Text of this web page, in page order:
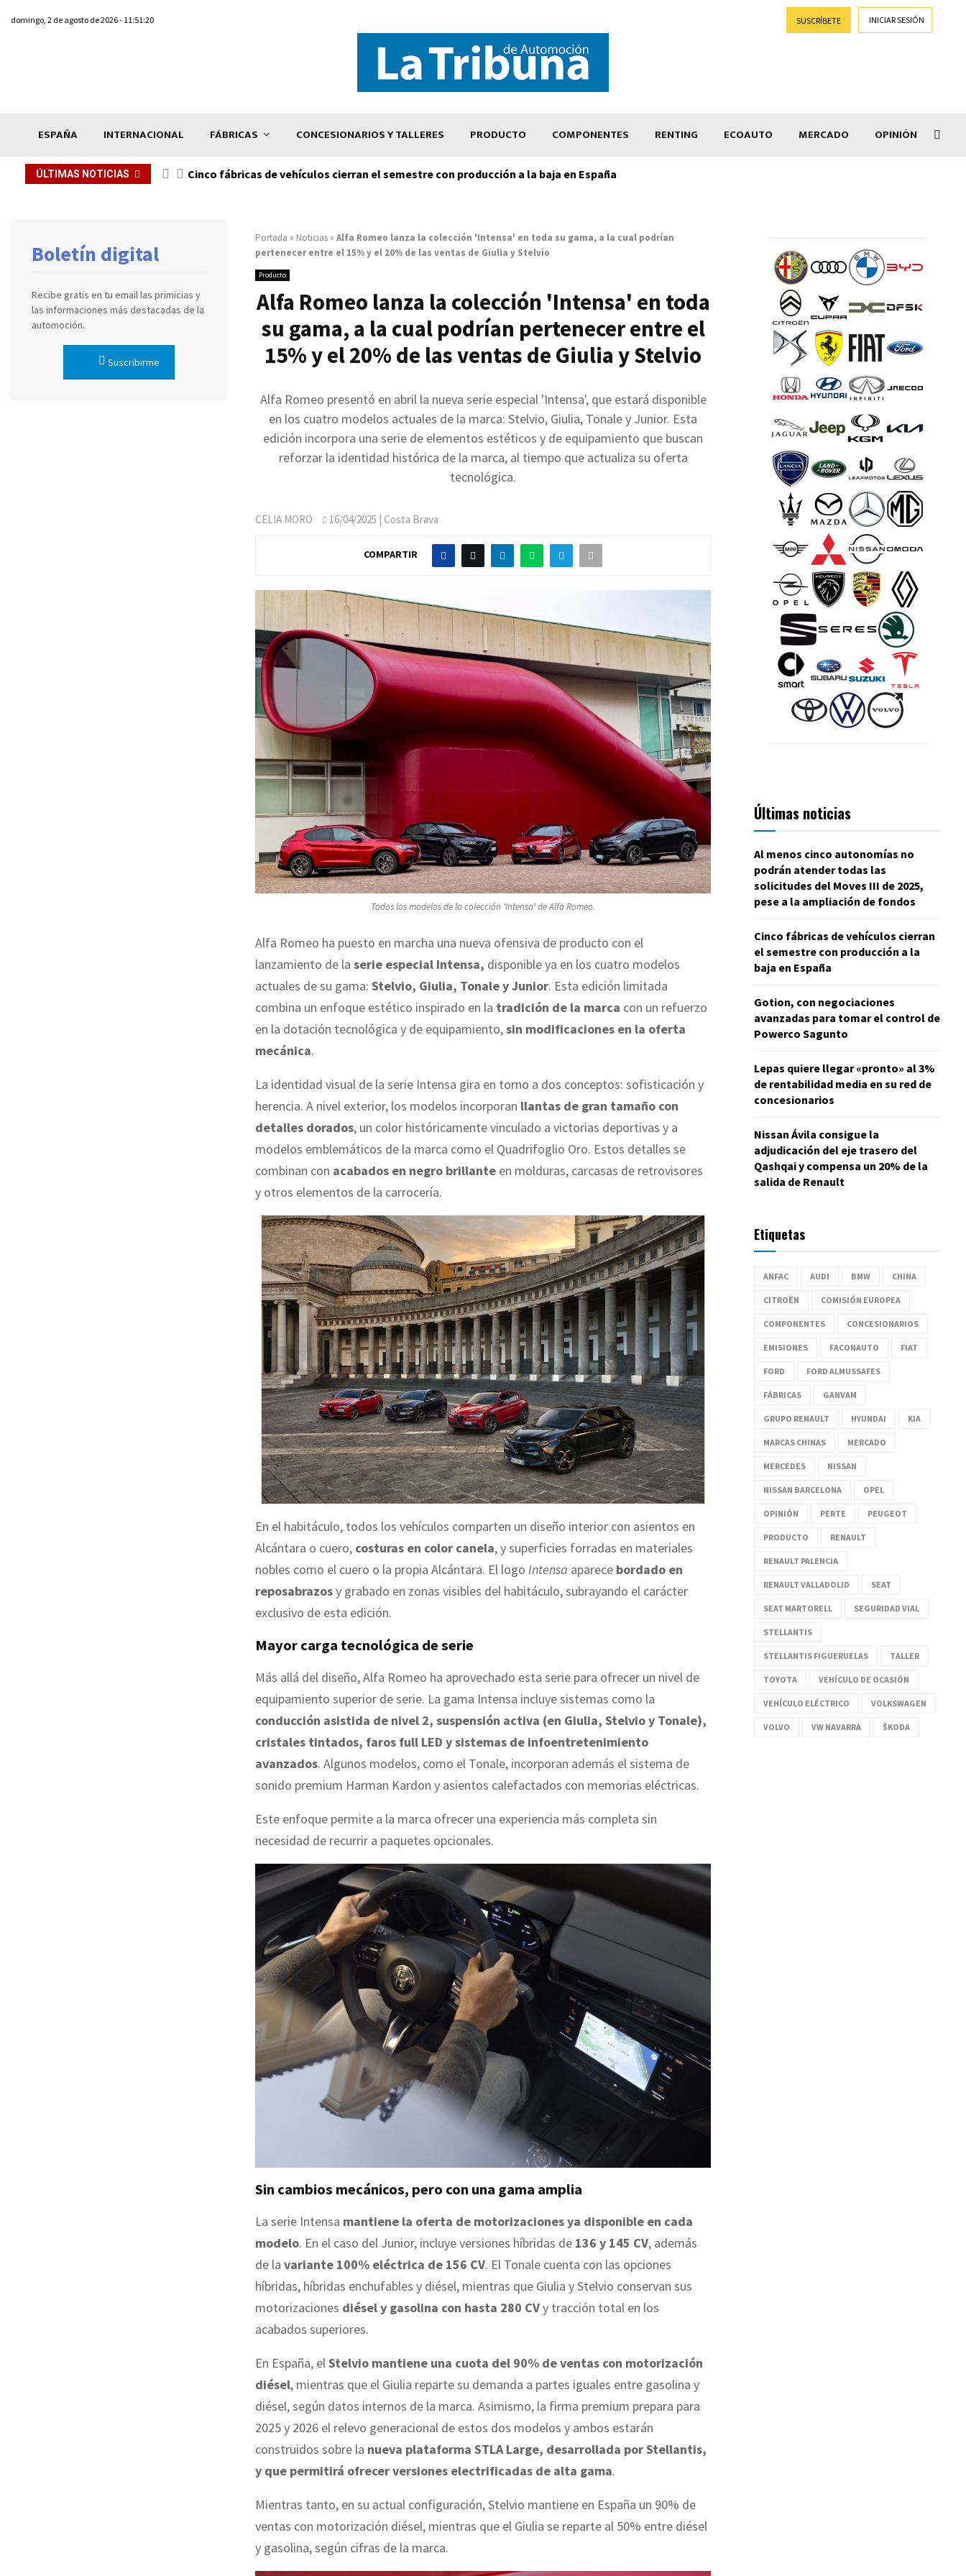
domingo, 2 de agosto de 2026 - 11:51:20 SUSCRÍBETE INICIAR SESIÓN
ESPAÑA INTERNACIONAL FÁBRICAS CONCESIONARIOS Y TALLERES PRODUCTO COMPONENTES RENTING ECOAUTO MERCADO OPINIÓN
ÚLTIMAS NOTICIAS Cinco fábricas de vehículos cierran el semestre con producción a la baja en España
Portada » Noticias » Alfa Romeo lanza la colección 'Intensa' en toda su gama, a la cual podrían
pertenecer entre el 15% y el 20% de las ventas de Giulia y Stelvio
Producto
Alfa Romeo lanza la colección 'Intensa' en toda
su gama, a la cual podrían pertenecer entre el
15% y el 20% de las ventas de Giulia y Stelvio
Alfa Romeo presentó en abril la nueva serie especial 'Intensa', que estará disponible
en los cuatro modelos actuales de la marca: Stelvio, Giulia, Tonale y Junior. Esta
edición incorpora una serie de elementos estéticos y de equipamiento que buscan
reforzar la identidad histórica de la marca, al tiempo que actualiza su oferta
tecnológica.
CELIA MORO 16/04/2025 | Costa Brava
COMPARTIR
Todos los modelos de la colección 'Intensa' de Alfa Romeo.
Alfa Romeo ha puesto en marcha una nueva ofensiva de producto con el
lanzamiento de la serie especial Intensa, disponible ya en los cuatro modelos
actuales de su gama: Stelvio, Giulia, Tonale y Junior. Esta edición limitada
combina un enfoque estético inspirado en la tradición de la marca con un refuerzo
en la dotación tecnológica y de equipamiento,sin modificaciones en la oferta
mecánica.
La identidad visual de la serie Intensa gira en torno a dos conceptos: sofisticación y
herencia. A nivel exterior, los modelos incorporan llantas de gran tamaño con
detalles dorados, un color históricamente vinculado a victorias deportivas y a
modelos emblemáticos de la marca como el Quadrifoglio Oro. Estos detalles se
combinan con acabados en negro brillante en molduras, carcasas de retrovisores
y otros elementos de la carrocería.
En el habitáculo, todos los vehículos comparten un diseño interior con asientos en
Alcántara o cuero, costuras en color canela, y superficies forradas en materiales
nobles como el cuero o la propia Alcántara. El logo Intensa aparece bordado en
reposabrazosy grabado en zonas visibles del habitáculo, subrayando el carácter
exclusivo de esta edición.
Mayor carga tecnológica de serie
Más allá del diseño, Alfa Romeo ha aprovechado esta serie para ofrecer un nivel de
equipamiento superior de serie. La gama Intensa incluye sistemas como la
conducción asistida de nivel 2, suspensión activa (en Giulia, Stelvio y Tonale),
cristales tintados, faros full LED y sistemas de infoentretenimiento
avanzados. Algunos modelos, como el Tonale, incorporan además el sistema de
sonido premium Harman Kardon y asientos calefactados con memorias eléctricas.
Este enfoque permite a la marca ofrecer una experiencia más completa sin
necesidad de recurrir a paquetes opcionales.
Sin cambios mecánicos, pero con una gama amplia
La serie Intensa mantiene la oferta de motorizaciones ya disponible en cada
modelo. En el caso del Junior, incluye versiones híbridas de 136 y 145 CV, además
de la variante 100% eléctrica de 156 CV. El Tonale cuenta con las opciones
híbridas, híbridas enchufables y diésel, mientras que Giulia y Stelvio conservan sus
motorizaciones diésel y gasolina con hasta 280 CVy tracción total en los
acabados superiores.
En España, el Stelvio mantiene una cuota del 90% de ventas con motorización
diésel, mientras que el Giulia reparte su demanda a partes iguales entre gasolina y
diésel, según datos internos de la marca. Asimismo, la firma premium prepara para
2025 y 2026 el relevo generacional de estos dos modelos y ambos estarán
construidos sobre la nueva plataforma STLA Large, desarrollada por Stellantis,
y que permitirá ofrecer versiones electrificadas de alta gama.
Mientras tanto, en su actual configuración, Stelvio mantiene en España un 90% de
ventas con motorización diésel, mientras que el Giulia se reparte al 50% entre diésel
y gasolina, según cifras de la marca.
Boletín digital
Recibe gratis en tu email las primicias y
las informaciones más destacadas de la
automoción.
Suscribirme
Últimas noticias
Al menos cinco autonomías no
podrán atender todas las
solicitudes del Moves III de 2025,
pese a la ampliación de fondos
Cinco fábricas de vehículos cierran
el semestre con producción a la
baja en España
Gotion, con negociaciones
avanzadas para tomar el control de
Powerco Sagunto
Lepas quiere llegar «pronto» al 3%
de rentabilidad media en su red de
concesionarios
Nissan Ávila consigue la
adjudicación del eje trasero del
Qashqai y compensa un 20% de la
salida de Renault
Etiquetas
ANFAC AUDI BMW CHINA
CITROËN COMISIÓN EUROPEA
COMPONENTES CONCESIONARIOS
EMISIONES FACONAUTO FIAT
FORD FORD ALMUSSAFES
FÁBRICAS GANVAM
GRUPO RENAULT HYUNDAI KIA
MARCAS CHINAS MERCADO
MERCEDES NISSAN
NISSAN BARCELONA OPEL
OPINIÓN PERTE PEUGEOT
PRODUCTO RENAULT
RENAULT PALENCIA
RENAULT VALLADOLID SEAT
SEAT MARTORELL SEGURIDAD VIAL
STELLANTIS
STELLANTIS FIGUERUELAS TALLER
TOYOTA VEHÍCULO DE OCASIÓN
VEHÍCULO ELÉCTRICO VOLKSWAGEN
VOLVO VW NAVARRA ŠKODA